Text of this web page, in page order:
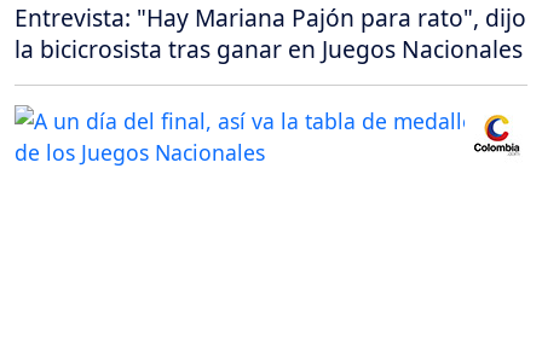
Entrevista: "Hay Mariana Pajón para rato", dijo
la bicicrosista tras ganar en Juegos Nacionales